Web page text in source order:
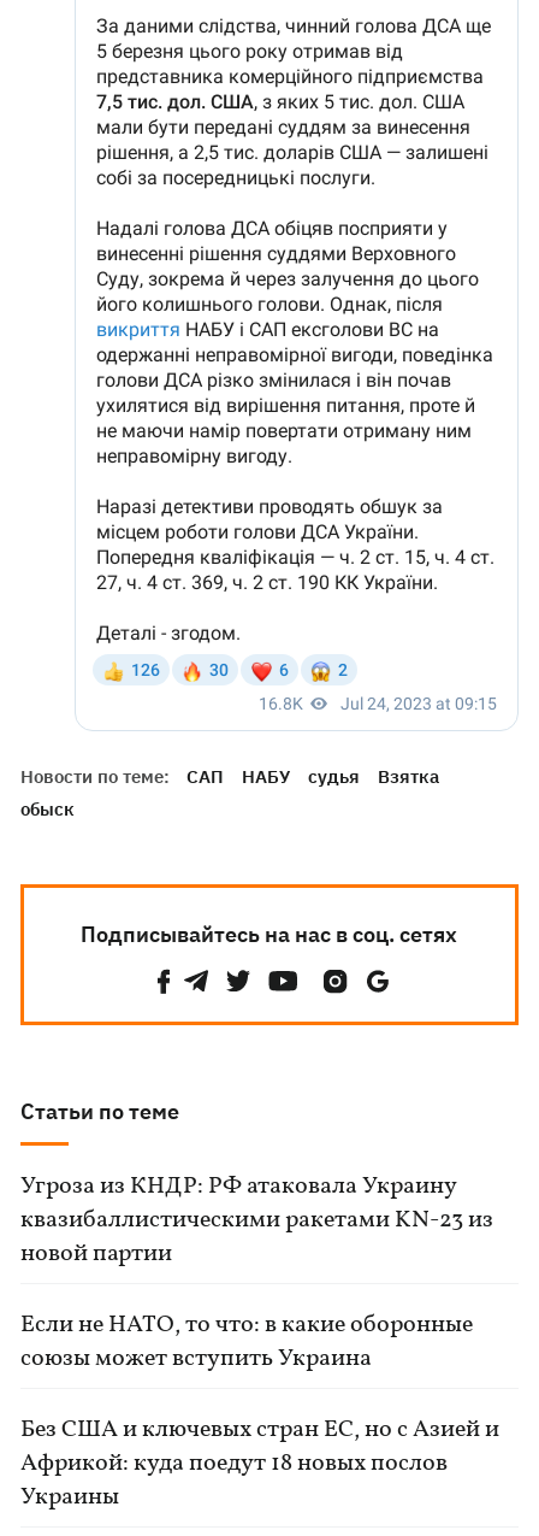
Новости по теме: САП НАБУ судья
Взятка
обыск
Подписывайтесь на нас в соц. сетях
Статьи по теме
Угроза из КНДР: РФ атаковала Украину
квазибаллистическими ракетами KN-23 из
новой партии
Если не НАТО, то что: в какие оборонные
союзы может вступить Украина
Без США и ключевых стран ЕС, но с Азией и
Африкой: куда поедут 18 новых послов
Украины